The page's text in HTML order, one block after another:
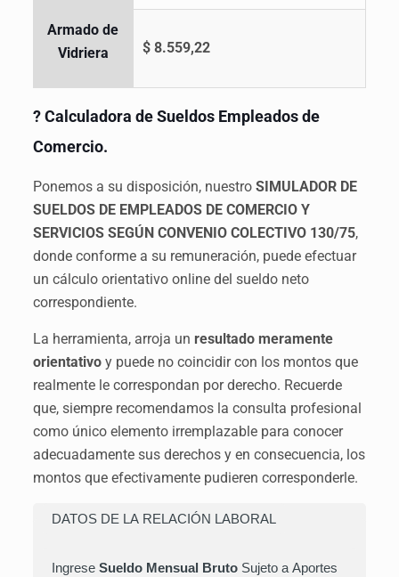
Armado de
Vidriera
$ 8.559,22
? Calculadora de Sueldos Empleados de
Comercio.
Ponemos a su disposición, nuestro SIMULADOR DE
SUELDOS DE EMPLEADOS DE COMERCIO Y
SERVICIOS SEGÚN CONVENIO COLECTIVO 130/75,
donde conforme a su remuneración, puede efectuar
un cálculo orientativo online del sueldo neto
correspondiente.
La herramienta, arroja un resultado meramente
orientativoy puede no coincidir con los montos que
realmente le correspondan por derecho. Recuerde
que, siempre recomendamos la consulta profesional
como único elemento irremplazable para conocer
adecuadamente sus derechos y en consecuencia, los
montos que efectivamente pudieren corresponderle.
DATOS DE LA RELACIÓN LABORAL
Ingrese Sueldo Mensual BrutoSujeto a Aportes